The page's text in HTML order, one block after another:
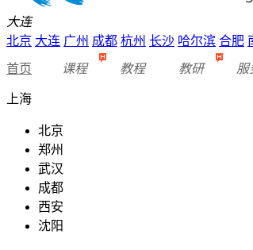
大连
北京 大连 广州 成都 杭州 长沙 哈尔滨 合肥
首页 课程 教程 教研 服
上海
北京
郑州
武汉
成都
西安
沈阳